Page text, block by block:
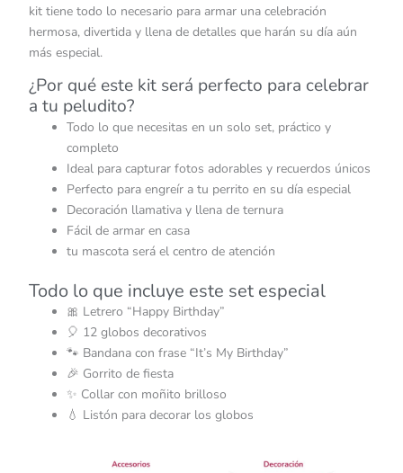
kit tiene todo lo necesario para armar una celebración
hermosa, divertida y llena de detalles que harán su día aún
más especial.
¿Por qué este kit será perfecto para celebrar
a tu peludito?
Todo lo que necesitas en un solo set, práctico y
completo
Ideal para capturar fotos adorables y recuerdos únicos
Perfecto para engreír a tu perrito en su día especial
Decoración llamativa y llena de ternura
Fácil de armar en casa
tu mascota será el centro de atención
Todo lo que incluye este set especial
🎀 Letrero “Happy Birthday”
🎈 12 globos decorativos
🐾 Bandana con frase “It’s My Birthday”
🎉 Gorrito de fiesta
✨ Collar con moñito brilloso
💧 Listón para decorar los globos